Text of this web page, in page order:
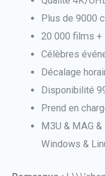
Plus de 9000
20 000 films +
Célèbres
Décalage
Disponibilité
Prend en
M3U & MAG
Windows &